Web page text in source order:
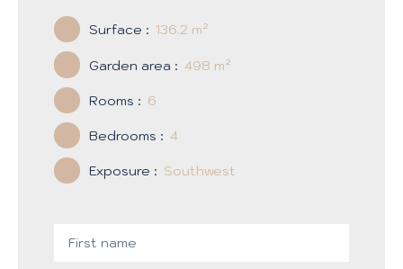
Surface : 136.2 m²
Garden area : 498 m²
Rooms : 6
Bedrooms : 4
Exposure : Southwest
First name